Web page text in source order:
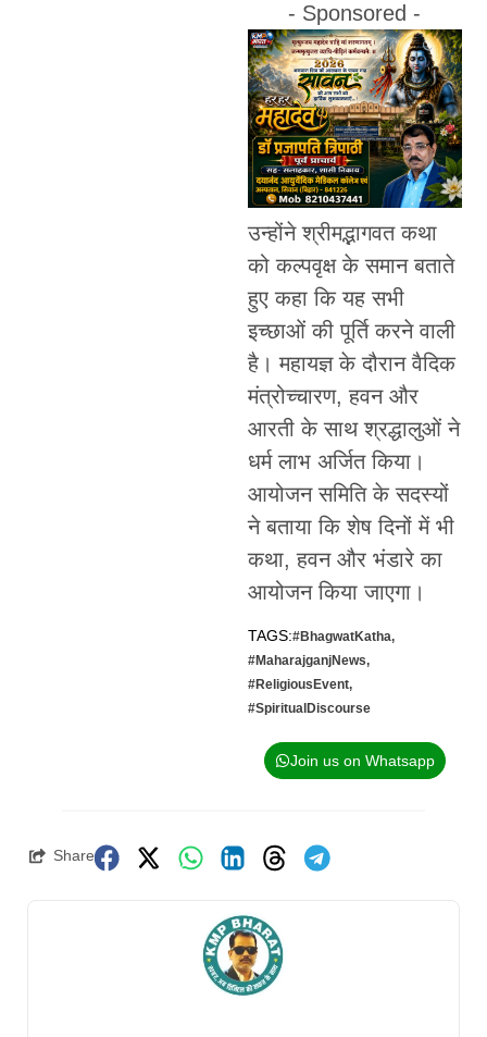
- Sponsored -
उन्होंने श्रीमद्भागवत कथा
को कल्पवृक्ष के समान बताते
हुए कहा कि यह सभी
इच्छाओं की पूर्ति करने वाली
है। महायज्ञ के दौरान वैदिक
मंत्रोच्चारण, हवन और
आरती के साथ श्रद्धालुओं ने
धर्म लाभ अर्जित किया।
आयोजन समिति के सदस्यों
ने बताया कि शेष दिनों में भी
कथा, हवन और भंडारे का
आयोजन किया जाएगा।
TAGS:#BhagwatKatha,
#MaharajganjNews,
#ReligiousEvent,
#SpiritualDiscourse
Join us on Whatsapp
Share